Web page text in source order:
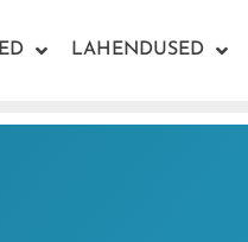
LAHENDUSED